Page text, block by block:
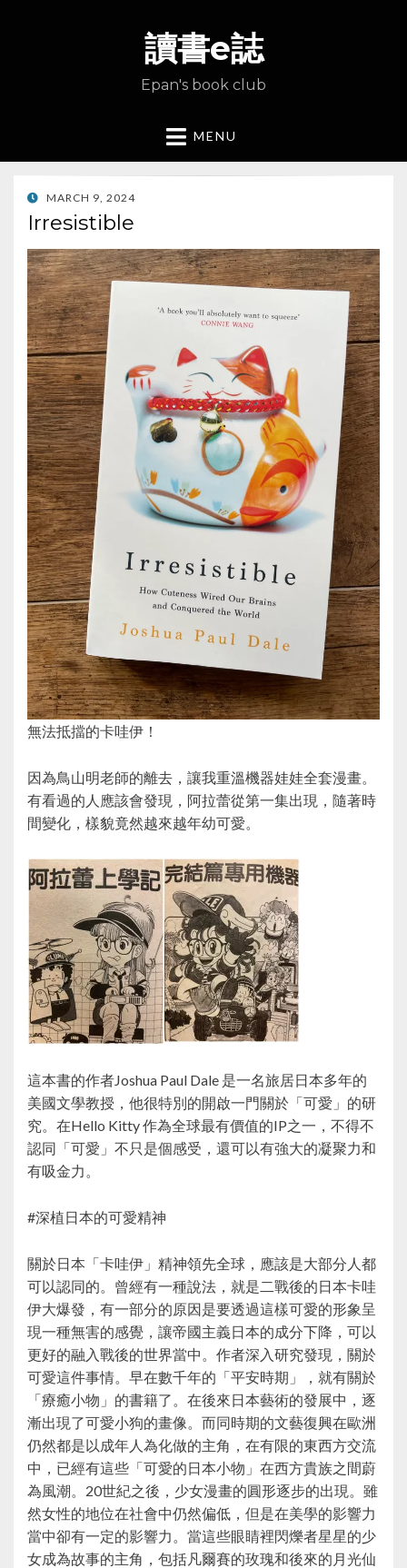
讀書e誌
Epan's book club
MENU
POSTED
ON
MARCH 9, 2024
Irresistible
無法抵擋的卡哇伊！
因為鳥山明老師的離去，讓我重溫機器娃娃全套漫畫。
有看過的人應該會發現，阿拉蕾從第一集出現，隨著時
間變化，樣貌竟然越來越年幼可愛。
這本書的作者Joshua Paul Dale 是一名旅居日本多年的
美國文學教授，他很特別的開啟一門關於「可愛」的研
究。在Hello Kitty 作為全球最有價值的IP之一，不得不
認同「可愛」不只是個感受，還可以有強大的凝聚力和
有吸金力。
#深植日本的可愛精神
關於日本「卡哇伊」精神領先全球，應該是大部分人都
可以認同的。曾經有一種說法，就是二戰後的日本卡哇
伊大爆發，有一部分的原因是要透過這樣可愛的形象呈
現一種無害的感覺，讓帝國主義日本的成分下降，可以
更好的融入戰後的世界當中。作者深入研究發現，關於
可愛這件事情。早在數千年的「平安時期」，就有關於
「療癒小物」的書籍了。在後來日本藝術的發展中，逐
漸出現了可愛小狗的畫像。而同時期的文藝復興在歐洲
仍然都是以成年人為化做的主角，在有限的東西方交流
中，已經有這些「可愛的日本小物」在西方貴族之間蔚
為風潮。20世紀之後，少女漫畫的圓形逐步的出現。雖
然女性的地位在社會中仍然偏低，但是在美學的影響力
當中卻有一定的影響力。當這些眼睛裡閃爍者星星的少
女成為故事的主角，包括凡爾賽的玫瑰和後來的月光仙